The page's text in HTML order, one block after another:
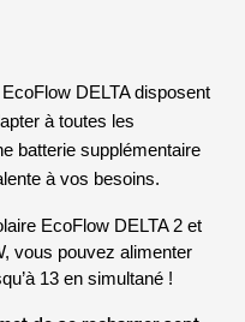
DELTAdisposent
à toutes les
batterie supplémentaire
à vos besoins.
EcoFlow DELTA 2 et
vous pouvez alimenter
13 en simultané !